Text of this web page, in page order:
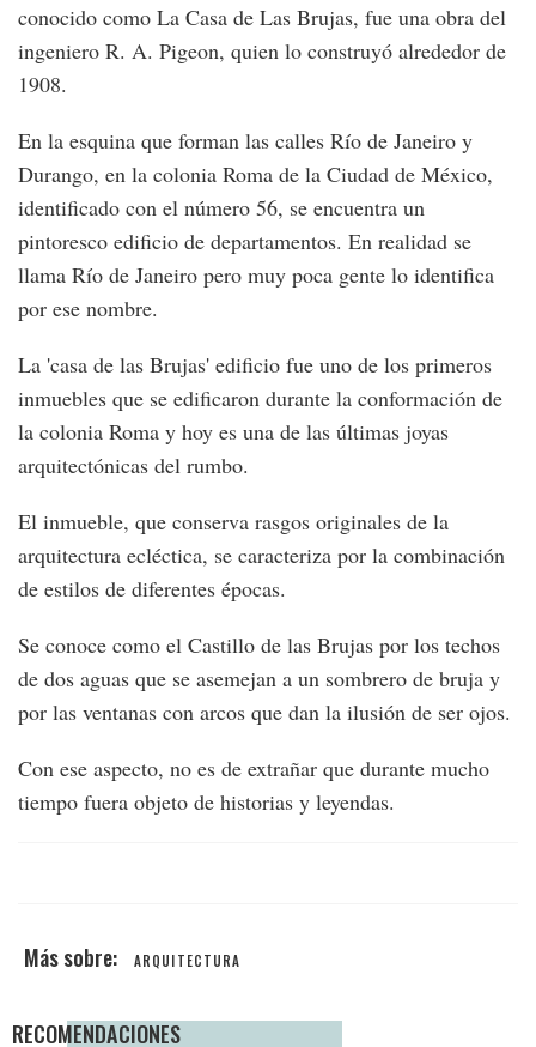
conocido como La Casa de Las Brujas, fue una obra del
ingeniero R. A. Pigeon, quien lo construyó alrededor de
1908.
En la esquina que forman las calles Río de Janeiro y
Durango, en la colonia Roma de la Ciudad de México,
identificado con el número 56, se encuentra un
pintoresco edificio de departamentos. En realidad se
llama Río de Janeiro pero muy poca gente lo identifica
por ese nombre.
La 'casa de las Brujas' edificio fue uno de los primeros
inmuebles que se edificaron durante la conformación de
la colonia Roma y hoy es una de las últimas joyas
arquitectónicas del rumbo.
El inmueble, que conserva rasgos originales de la
arquitectura ecléctica, se caracteriza por la combinación
de estilos de diferentes épocas.
Se conoce como el Castillo de las Brujas por los techos
de dos aguas que se asemejan a un sombrero de bruja y
por las ventanas con arcos que dan la ilusión de ser ojos.
Con ese aspecto, no es de extrañar que durante mucho
tiempo fuera objeto de historias y leyendas.
ARQUITECTURA
RECOMENDACIONES